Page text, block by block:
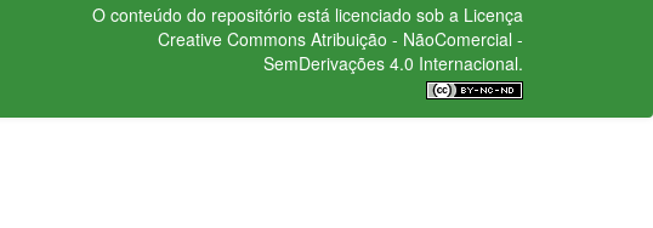
O conteúdo do repositório está licenciado sob a Licença
Creative CommonsAtribuição - NãoComercial -
SemDerivações 4.0 Internacional.